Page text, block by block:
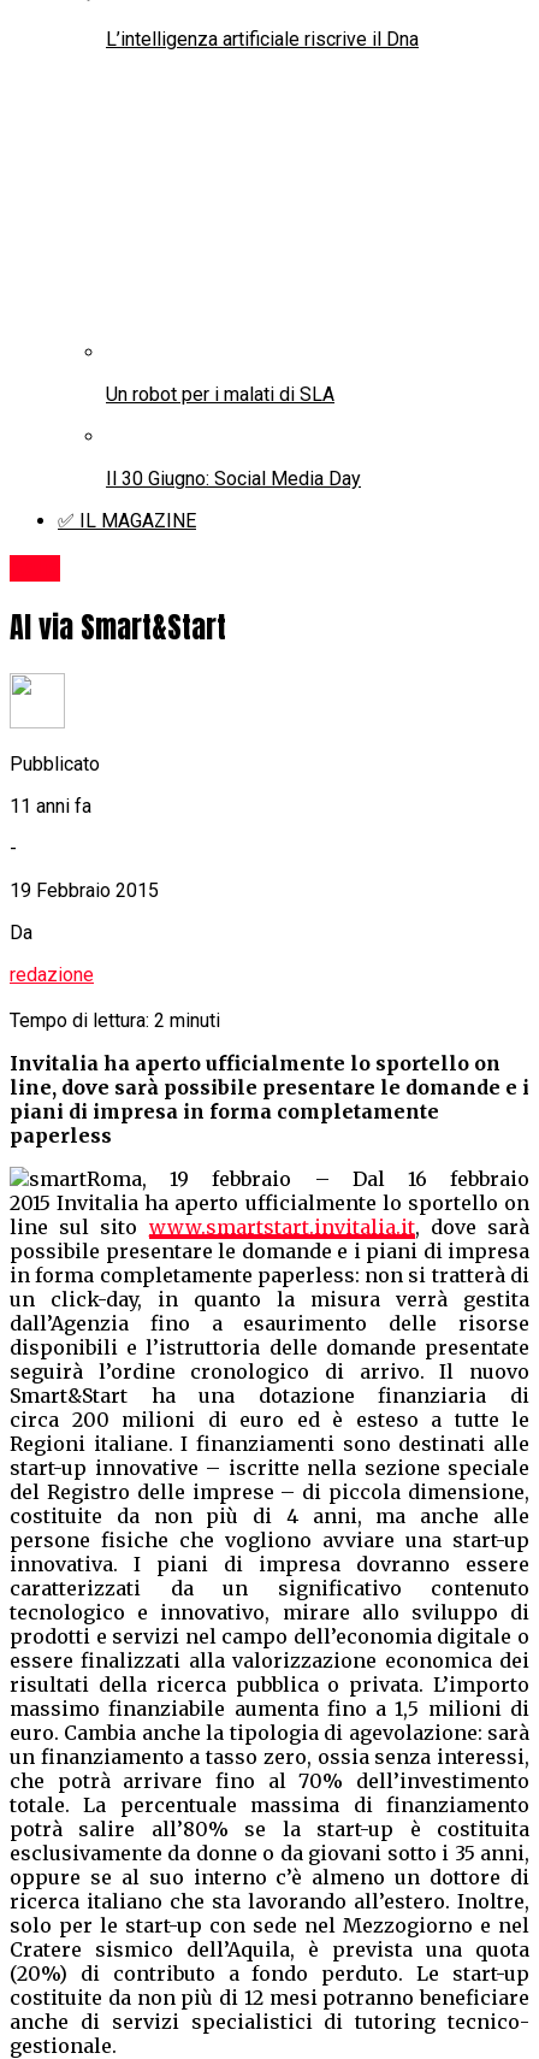
L’intelligenza artificiale riscrive il Dna
Un robot per i malati di SLA
Il 30 Giugno: Social Media Day
✅ IL MAGAZINE
Al via Smart&Start
Pubblicato
11 anni fa
-
19 Febbraio 2015
Da
redazione
Tempo di lettura: 2 minuti
Invitalia ha aperto ufficialmente lo sportello on
line, dove sarà possibile presentare le domande e i
piani di impresa in forma completamente
paperless
Roma, 19 febbraio – Dal 16 febbraio
2015 Invitalia ha aperto ufficialmente lo sportello on
line sul sito www.smartstart.invitalia.it, dove sarà
possibile presentare le domande e i piani di impresa
in forma completamente paperless: non si tratterà di
un click-day, in quanto la misura verrà gestita
dall’Agenzia fino a esaurimento delle risorse
disponibili e l’istruttoria delle domande presentate
seguirà l’ordine cronologico di arrivo. Il nuovo
Smart&Start ha una dotazione finanziaria di
circa 200 milioni di euro ed è esteso a tutte le
Regioni italiane. I finanziamenti sono destinati alle
start-up innovative – iscritte nella sezione speciale
del Registro delle imprese – di piccola dimensione,
costituite da non più di 4 anni, ma anche alle
persone fisiche che vogliono avviare una start-up
innovativa. I piani di impresa dovranno essere
caratterizzati da un significativo contenuto
tecnologico e innovativo, mirare allo sviluppo di
prodotti e servizi nel campo dell’economia digitale o
essere finalizzati alla valorizzazione economica dei
risultati della ricerca pubblica o privata. L’importo
massimo finanziabile aumenta fino a 1,5 milioni di
euro. Cambia anche la tipologia di agevolazione: sarà
un finanziamento a tasso zero, ossia senza interessi,
che potrà arrivare fino al 70% dell’investimento
totale. La percentuale massima di finanziamento
potrà salire all’80% se la start-up è costituita
esclusivamente da donne o da giovani sotto i 35 anni,
oppure se al suo interno c’è almeno un dottore di
ricerca italiano che sta lavorando all’estero. Inoltre,
solo per le start-up con sede nel Mezzogiorno e nel
Cratere sismico dell’Aquila, è prevista una quota
(20%) di contributo a fondo perduto. Le start-up
costituite da non più di 12 mesi potranno beneficiare
anche di servizi specialistici di tutoring tecnico-
gestionale.